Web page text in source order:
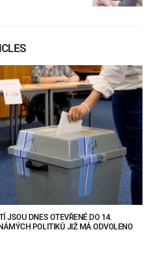
JSOU DNES OTEVŘENÉ DO 14.
POLITIKŮ JIŽ MÁ ODVOLENO